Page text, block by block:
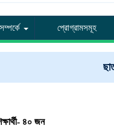
প্রোগ্রামসমূহ
৪০ জন